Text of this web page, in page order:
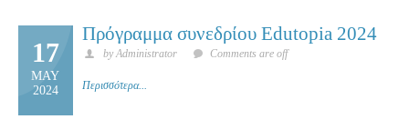
17
MAY
2024
Πρόγραμμα συνεδρίου Edutopia 2024
by Administrator Comments are off
Περισσότερα...